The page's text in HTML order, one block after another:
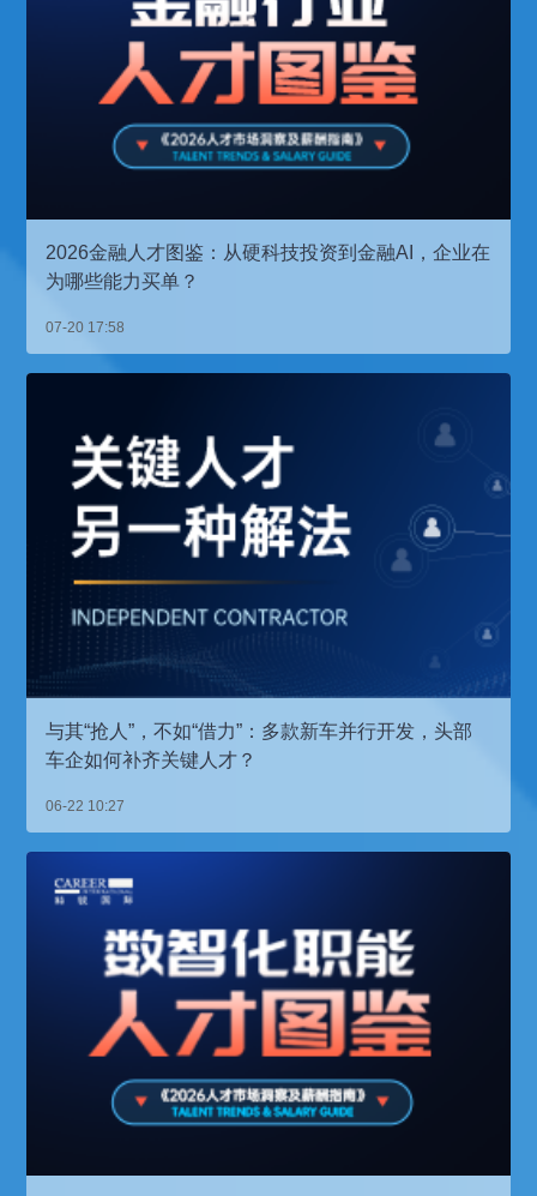
2026金融人才图鉴：从硬科技投资到金融AI，企业在
为哪些能力买单？
07-20 17:58
与其“抢人”，不如“借力”：多款新车并行开发，头部
车企如何补齐关键人才？
06-22 10:27